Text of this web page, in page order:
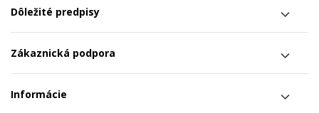
Dôležité predpisy
Zákaznická podpora
Informácie